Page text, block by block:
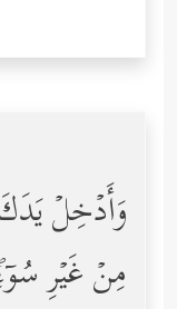
وَأَدۡخِلۡ
مِنۡ غَیۡرِ